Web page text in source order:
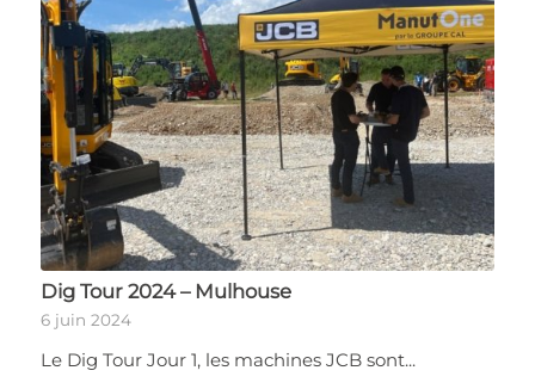
Dig Tour 2024 – Mulhouse
6 juin 2024
Le Dig Tour Jour 1, les machines JCB sont...